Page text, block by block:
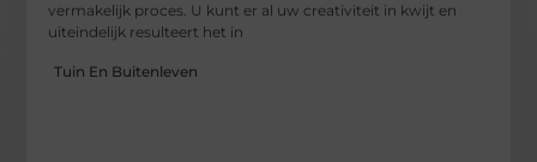
vermakelijk proces. U kunt er al uw creativiteit in kwijt en
uiteindelijk resulteert het in
Tuin En Buitenleven